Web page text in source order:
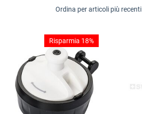
Ordina per articoli più recenti
Risparmia 18%